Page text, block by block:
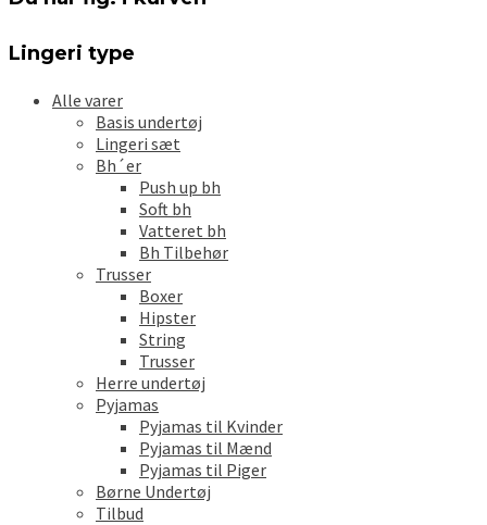
kan
på
varesiden
Lingeri type
Alle varer
Basis undertøj
Lingeri sæt
Bh´er
Push up bh
Soft bh
Vatteret bh
Bh Tilbehør
Trusser
Boxer
Hipster
String
Trusser
Herre undertøj
Pyjamas
Pyjamas til Kvinder
Pyjamas til Mænd
Pyjamas til Piger
Børne Undertøj
Tilbud